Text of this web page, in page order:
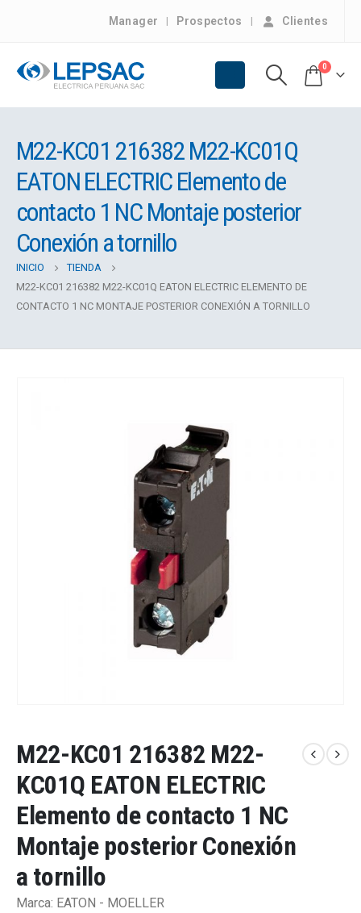
Manager Prospectos Clientes
0
M22-KC01 216382 M22-KC01Q
EATON ELECTRIC Elemento de
contacto 1 NC Montaje posterior
Conexión a tornillo
INICIO
TIENDA
M22-KC01 216382 M22-KC01Q EATON ELECTRIC ELEMENTO DE
CONTACTO 1 NC MONTAJE POSTERIOR CONEXIÓN A TORNILLO
M22-KC01 216382 M22-
KC01Q EATON ELECTRIC
Elemento de contacto 1 NC
Montaje posterior Conexión
a tornillo
Marca: EATON - MOELLER